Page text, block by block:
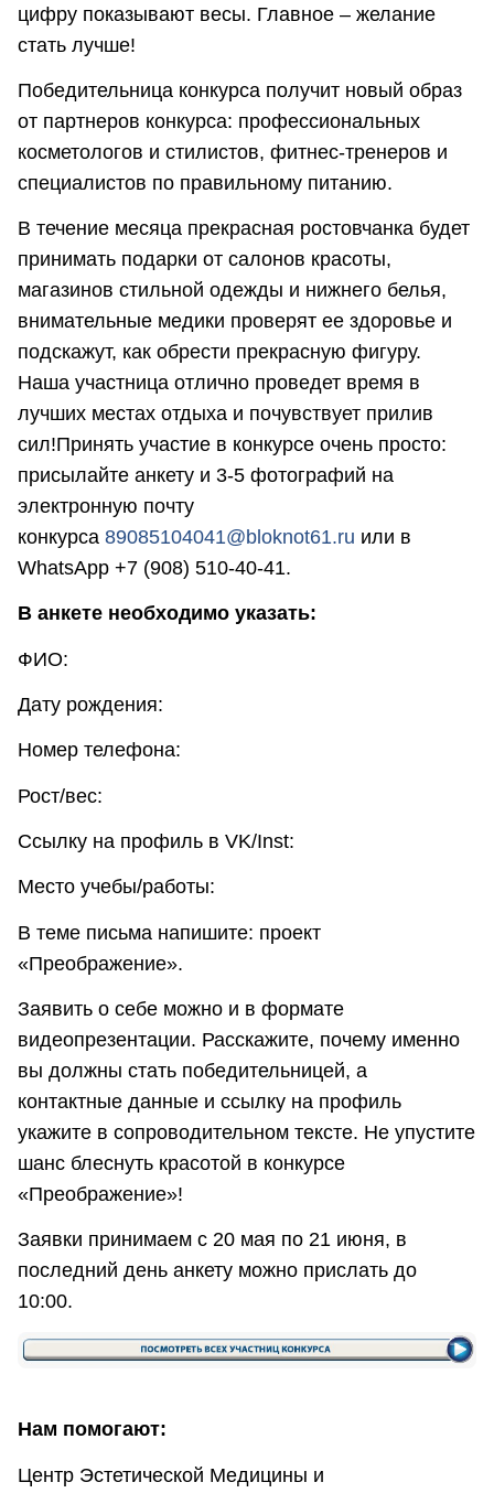
цифру показывают весы. Главное – желание
стать лучше!
Победительница конкурса получит новый образ
от партнеров конкурса: профессиональных
косметологов и стилистов, фитнес-тренеров и
специалистов по правильному питанию.
В течение месяца прекрасная ростовчанка будет
принимать подарки от салонов красоты,
магазинов стильной одежды и нижнего белья,
внимательные медики проверят ее здоровье и
подскажут, как обрести прекрасную фигуру.
Наша участница отлично проведет время в
лучших местах отдыха и почувствует прилив
сил!Принять участие в конкурсе очень просто:
присылайте анкету и 3-5 фотографий на
электронную почту
конкурса 89085104041@bloknot61.ru или в
WhatsApp +7 (908) 510-40-41.
В анкете необходимо указать:
ФИО:
Дату рождения:
Номер телефона:
Рост/вес:
Ссылку на профиль в VK/Inst:
Место учебы/работы:
В теме письма напишите: проект
«Преображение».
Заявить о себе можно и в формате
видеопрезентации. Расскажите, почему именно
вы должны стать победительницей, а
контактные данные и ссылку на профиль
укажите в сопроводительном тексте. Не упустите
шанс блеснуть красотой в конкурсе
«Преображение»!
Заявки принимаем с 20 мая по 21 июня, в
последний день анкету можно прислать до
10:00.
Нам помогают:
Центр Эстетической Медицины и